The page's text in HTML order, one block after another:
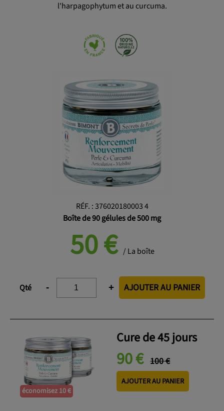
l'harpagophytum et au curcuma.
RÉF. :376020180003 4
Boîte de 90 gélules de 500 mg
50€ / La boîte
Qté - + AJOUTER AU PANIER
économisez 10 €
Cure de 45 jours
90 € 100 €
AJOUTER AU PANIER